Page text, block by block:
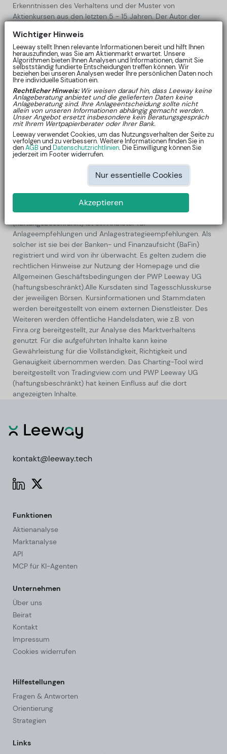
Erkenntnissen des Verhaltens und der Muster von
Aktienkursen aus den letzten 5 - 15 Jahren. Der Autor der
Berlin, und investiert seit fast 20 Jahren privat in Aktien.
Allgemein
Die Informationen sollen Sie in Ihrer selbständigen
Entscheidung bei der Umsetzung von Anlagestrategien
unterstützen und dienen rein zu Informationszwecken. Die
Wertentwicklung der Vergangenheit ist keine verlässliche
Indikation für die zukünftige Wertentwicklung. Für die
aufgeführten Inhalte kann keine Gewährleistung für die
Vollständigkeit, Richtigkeit und Genauigkeit übernommen
werden. Die Informationen stellen keine konkreten
Anlageempfehlungen dar. Wir kennen weder Sie, noch Ihre
finanzielle Situation und leisten keine Anlageberatung. Dies
dürfen nur lizensierte Anlageberater mit Wissen über Ihre
persönlichen Umstände. PWP Leeway UG
(haftungsbeschränkt) ist kein Anlageberater und erhebt
keinerlei persönliche Daten zum Zweck der
Anlageoptimierung. Die PWP Leeway UG
(haftungsbeschränkt) ist ein Anbieter für
Anlageempfehlungen und Anlagestrategieempfehlungen. Als
solcher ist sie bei der Banken- und Finanzaufsicht (BaFin)
registriert und wird von ihr überwacht. Es gelten zudem die
rechtlichen Hinweise zur Nutzung der Homepage und die
Allgemeinen Geschäftsbedingungen der PWP Leeway UG
(haftungsbeschränkt).Alle Kursdaten sind Tagesschlusskurse
der jeweiligen Börsen. Kursinformationen und Stammdaten
werden bereitgestellt von einem externen Dienstleister. Des
Weiteren werden öffentliche Handelsdaten, wie z.B. von
Finra.org bereitgestellt, zur Analyse des Marktverhaltens
genutzt. Für die aufgeführten Inhalte kann keine
Gewährleistung für die Vollständigkeit, Richtigkeit und
Genauigkeit übernommen werden. Das Charting-Tool wird
bereitgestellt von Tradingview.com und PWP Leeway UG
(haftungsbeschränkt) hat keinen Einfluss auf die dort
angezeigten Inhalte.
kontakt@leeway.tech
Funktionen
Aktienanalyse
Marktanalyse
API
MCP für KI-Agenten
Unternehmen
Über uns
Beirat
Kontakt
Impressum
Cookies widerrufen
Hilfestellungen
Fragen & Antworten
Orientierung
Strategien
Links
Wichtiger Hinweis
Leeway stellt Ihnen relevante Informationen bereit und hilft Ihnen
herauszufinden, was Sie am Aktienmarkt erwartet. Unsere
Algorithmen bieten Ihnen Analysen und Informationen, damit Sie
selbstständig fundierte Entscheidungen treffen können. Wir
beziehen bei unseren Analysen weder Ihre persönlichen Daten noch
Ihre individuelle Situation ein.
Rechtlicher Hinweis: Wir weisen darauf hin, dass Leeway keine
Anlageberatung anbietet und die gelieferten Daten keine
Anlageberatung sind. Ihre Anlageentscheidung sollte nicht
allein von unseren Informationen abhängig gemacht werden.
Unser Angebot ersetzt insbesondere kein Beratungsgespräch
mit Ihrem Wertpapierberater oder Ihrer Bank.
Leeway verwendet Cookies, um das Nutzungsverhalten der Seite zu
verfolgen und zu verbessern. Weitere Informationen finden Sie in
denAGBund Datenschutzrichtlinien. Die Einwilligung können Sie
jederzeit im Footer widerrufen.
Nur essentielle Cookies
Akzeptieren